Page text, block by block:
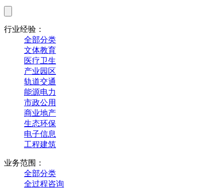
行业经验：
全部分类
文体教育
医疗卫生
产业园区
轨道交通
能源电力
市政公用
商业地产
生态环保
电子信息
工程建筑
业务范围：
全部分类
全过程咨询